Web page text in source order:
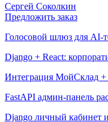
Сергей Соколкин
Предложить заказ
Голосовой шлюз для AI-
Django + React:
Интеграция МойСклад +
FastAPI админ-панель
Django личный кабинет